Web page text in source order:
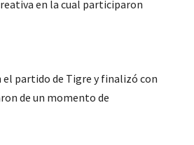
en la cual participaron
partido de Tigre y finalizó con
de un momento de